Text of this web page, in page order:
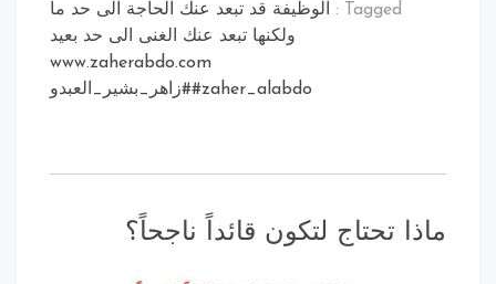
الوظيفة قد تبعد عنك الحاجة الى حد ما
ولكنها تبعد عنك الغنى الى حد بعيد
www.zaherabdo.com
#zaher_alabdo#زاهر_بشير_العبدو
تحتاج لتكون قائداً ناجحاً؟